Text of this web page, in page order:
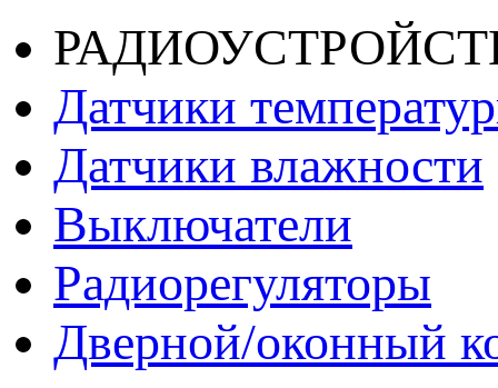
Датчики
Датчики влажности
Выключатели
Радиорегуляторы
Дверной/оконный